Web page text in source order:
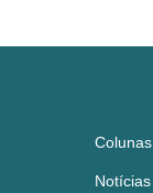
Colunas
Notícias